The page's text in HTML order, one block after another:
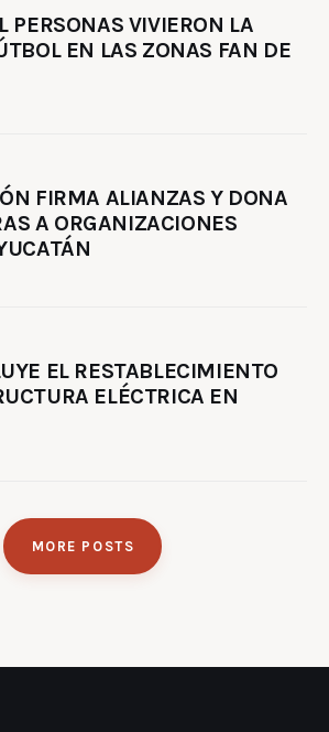
PERSONAS VIVIERON LA
EN LAS ZONAS FAN DE
FIRMA ALIANZAS Y DONA
A ORGANIZACIONES
EL RESTABLECIMIENTO
ELÉCTRICA EN
MORE POSTS